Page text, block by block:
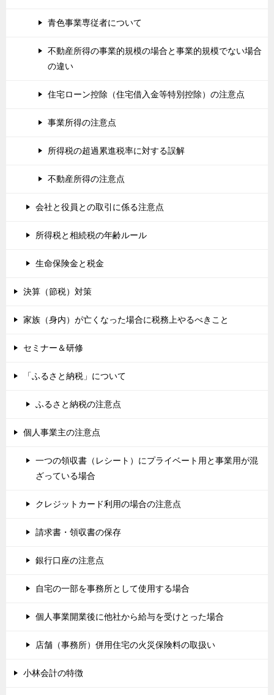
青色事業専従者について
不動産所得の事業的規模の場合と事業的規模でない場合
の違い
住宅ローン控除（住宅借入金等特別控除）の注意点
事業所得の注意点
所得税の超過累進税率に対する誤解
不動産所得の注意点
会社と役員との取引に係る注意点
所得税と相続税の年齢ルール
生命保険金と税金
決算（節税）対策
家族（身内）が亡くなった場合に税務上やるべきこと
セミナー＆研修
「ふるさと納税」について
ふるさと納税の注意点
個人事業主の注意点
一つの領収書（レシート）にプライベート用と事業用が混
ざっている場合
クレジットカード利用の場合の注意点
請求書・領収書の保存
銀行口座の注意点
自宅の一部を事務所として使用する場合
個人事業開業後に他社から給与を受けとった場合
店舗（事務所）併用住宅の火災保険料の取扱い
小林会計の特徴